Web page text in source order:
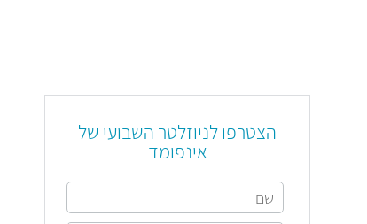
הצטרפו לניוזלטר השבועי של
אינפומד